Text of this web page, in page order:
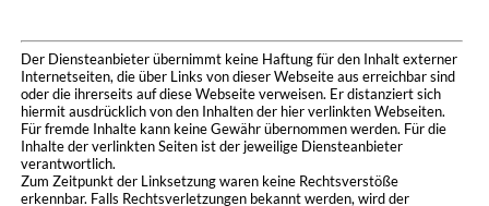
Der Diensteanbieter übernimmt keine Haftung für den Inhalt externer
Internetseiten, die über Links von dieser Webseite aus erreichbar sind
oder die ihrerseits auf diese Webseite verweisen. Er distanziert sich
hiermit ausdrücklich von den Inhalten der hier verlinkten Webseiten.
Für fremde Inhalte kann keine Gewähr übernommen werden. Für die
Inhalte der verlinkten Seiten ist der jeweilige Diensteanbieter
verantwortlich.
Zum Zeitpunkt der Linksetzung waren keine Rechtsverstöße
erkennbar. Falls Rechtsverletzungen bekannt werden, wird der